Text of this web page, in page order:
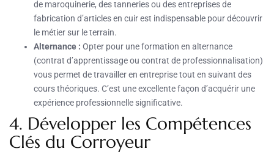
de maroquinerie, des tanneries ou des entreprises de
fabrication d’articles en cuir est indispensable pour découvrir
le métier sur le terrain.
Alternance : Opter pour une formation en alternance
(contrat d’apprentissage ou contrat de professionnalisation)
vous permet de travailler en entreprise tout en suivant des
cours théoriques. C’est une excellente façon d’acquérir une
expérience professionnelle significative.
4. Développer les Compétences
Clés du Corroyeur